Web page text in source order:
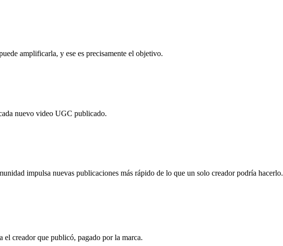
amplificarla, y ese es precisamente el objetivo.
nuevo video UGC publicado.
impulsa nuevas publicaciones más rápido de lo que un solo creador podría hacerlo.
el creador que publicó, pagado por la marca.